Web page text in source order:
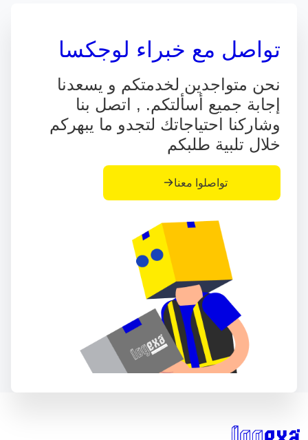
تواصل مع خبراء لوجكسا
نحن متواجدين لخدمتكم و يسعدنا
إجابة جميع أسألتكم. , اتصل بنا
وشاركنا احتياجاتك لتجدو ما يبهركم
خلال تلبية طلبكم
تواصلوا معنا